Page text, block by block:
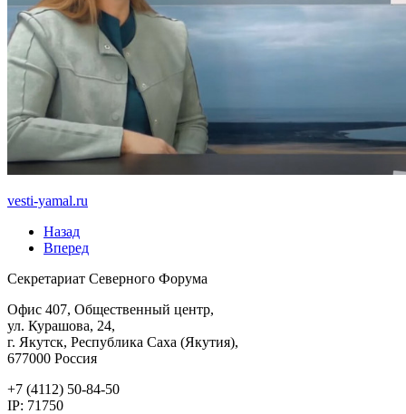
vesti-yamal.ru
Назад
Вперед
Секретариат Северного Форума
Офис 407, Общественный центр,
ул. Курашова, 24,
г. Якутск, Республика Саха (Якутия),
677000 Россия
+7 (4112) 50-84-50
IP: 71750